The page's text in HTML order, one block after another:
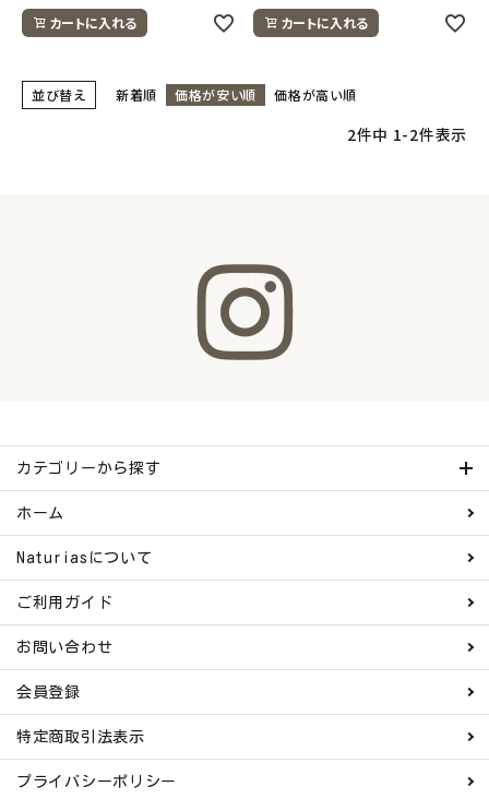
キッチン用品
フード・ドリンク
ナチュラプラス
アルモニベルツ
コラム・スタッフのおすすめ
ご利用ガイド等
アカウント情報
ようこそ ゲスト 様
カートに入れる カートに入れる
並び替え 新着順 価格が安い順 価格が高い順
2件中 1-2件表示
カテゴリーから探す
ホーム
Naturiasについて
ご利用ガイド
お問い合わせ
会員登録
特定商取引法表示
プライバシーポリシー